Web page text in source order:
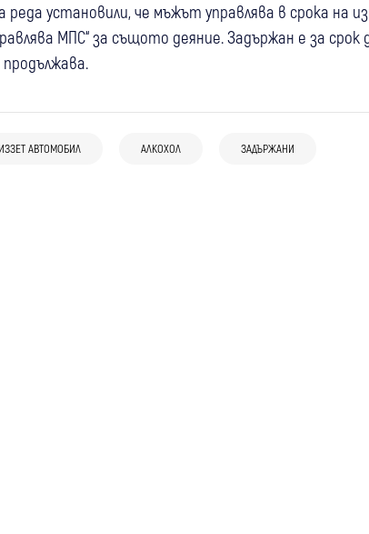
установили, че мъжът управлява в срока на
МПС“ за същото деяние. Задържан е за срок
ИЗЗЕТ АВТОМОБИЛ АЛКОХОЛ ЗАДЪРЖАНИ
Километрично
АМ "Тракия
оръжия
мигранти край Ропотамо,
Жесток грабеж в Трън: